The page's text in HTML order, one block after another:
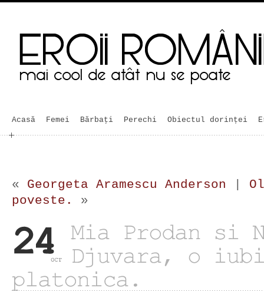
Acasă Femei Bărbaţi Perechi Obiectul dorinței
« Georgeta Aramescu Anderson
poveste.
»